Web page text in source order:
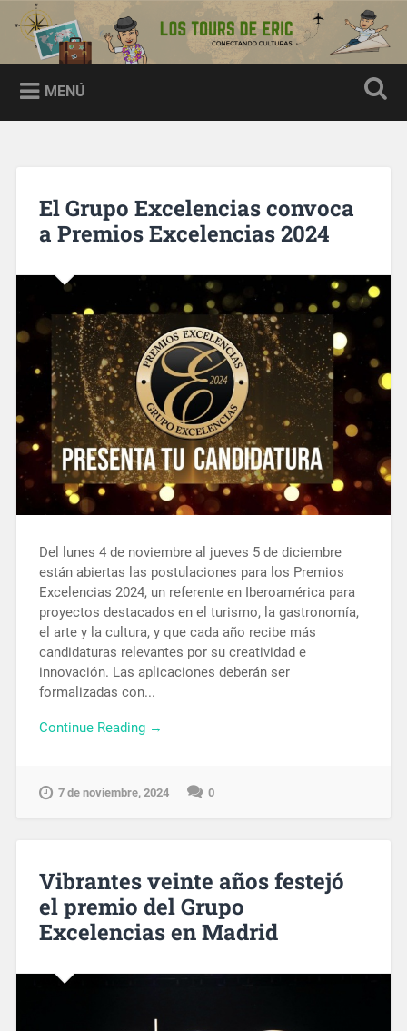
Los tours de Eric
MENÚ
El Grupo Excelencias convoca
a Premios Excelencias 2024
Del lunes 4 de noviembre al jueves 5 de diciembre
están abiertas las postulaciones para los Premios
Excelencias 2024, un referente en Iberoamérica para
proyectos destacados en el turismo, la gastronomía,
el arte y la cultura, y que cada año recibe más
candidaturas relevantes por su creatividad e
innovación. Las aplicaciones deberán ser
formalizadas con...
Continue Reading →
7 de noviembre, 2024 0
Vibrantes veinte años festejó
el premio del Grupo
Excelencias en Madrid